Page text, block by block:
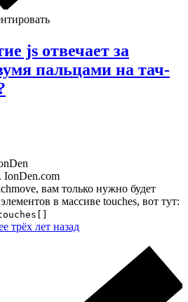
js отвечает за
пальцами на тач-
IonDen.com
вам только нужно будет
в массиве touches, вот тут:
трёх лет назад